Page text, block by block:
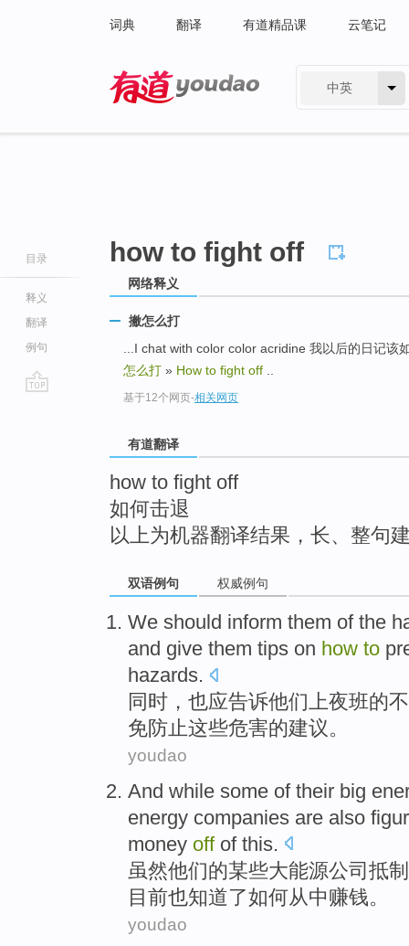
词典 翻译 有道精品课 云笔记
中英
目录
释义
翻译
例句
how to fight off
网络释义
撇怎么打
...I chat with color color acridine 我以后的日记
怎么打 » How to fight off
基于12个网页-相关网页
有道翻译
how to fight off
如何击退
以上为机器翻译结果，长、整句
双语例句 权威例句
We should inform them ofthe
and give them tips on how to
hazards.
同时，也应告诉他们上夜班的
免防止这些危害的建议。
youdao
And while some of their big
energy companies are also
money offof this.
虽然他们的某些大能源公司 抵制
目前也知道了如何从中赚钱。
youdao